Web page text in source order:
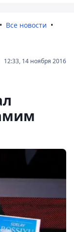
Все новости
12:33, 14 ноября 2016